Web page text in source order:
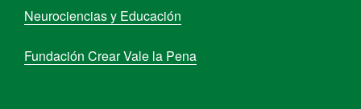
Neurociencias y Educación
Fundación Crear Vale la Pena